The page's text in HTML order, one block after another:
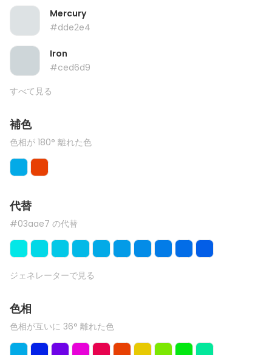
Mercury
#dde2e4
Iron
#ced6d9
すべて見る
補色
色相が 180° 離れた色
代替
#03aae7 の代替
ジェネレーターで見る
色相
色相が互いに 36° 離れた色